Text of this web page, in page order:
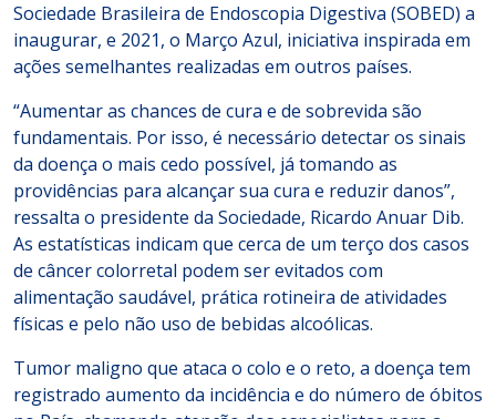
Sociedade Brasileira de Endoscopia Digestiva (SOBED) a
inaugurar, e 2021, o Março Azul, iniciativa inspirada em
ações semelhantes realizadas em outros países.
“Aumentar as chances de cura e de sobrevida são
fundamentais. Por isso, é necessário detectar os sinais
da doença o mais cedo possível, já tomando as
providências para alcançar sua cura e reduzir danos”,
ressalta o presidente da Sociedade, Ricardo Anuar Dib.
As estatísticas indicam que cerca de um terço dos casos
de câncer colorretal podem ser evitados com
alimentação saudável, prática rotineira de atividades
físicas e pelo não uso de bebidas alcoólicas.
Tumor maligno que ataca o colo e o reto, a doença tem
registrado aumento da incidência e do número de óbitos